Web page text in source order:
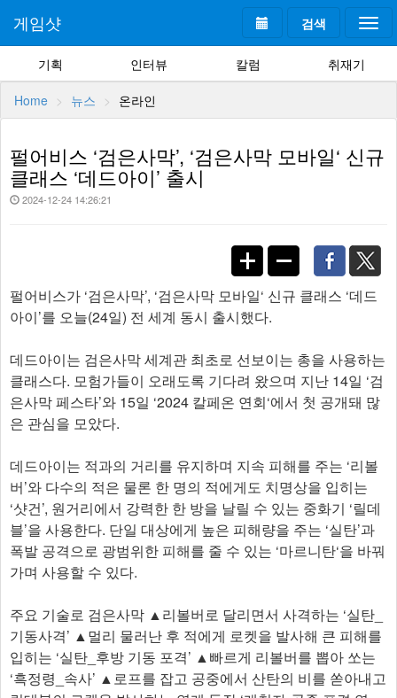
검색
게임샷
기획 인터뷰 칼럼 취재기
Home 뉴스 온라인
펄어비스 ‘검은사막’, ‘검은사막 모바일‘ 신규
클래스 ‘데드아이’ 출시
2024-12-24 14:26:21
펄어비스가 ‘검은사막’, ‘검은사막 모바일‘ 신규 클래스 ‘데드
아이’를 오늘(24일) 전 세계 동시 출시했다.
데드아이는 검은사막 세계관 최초로 선보이는 총을 사용하는
클래스다. 모험가들이 오래도록 기다려 왔으며 지난 14일 ‘검
은사막 페스타’와 15일 ‘2024 칼페온 연회‘에서 첫 공개돼 많
은 관심을 모았다.
데드아이는 적과의 거리를 유지하며 지속 피해를 주는 ‘리볼
버’와 다수의 적은 물론 한 명의 적에게도 치명상을 입히는
‘샷건’, 원거리에서 강력한 한 방을 날릴 수 있는 중화기 ‘릴데
블’을 사용한다. 단일 대상에게 높은 피해량을 주는 ‘실탄’과
폭발 공격으로 광범위한 피해를 줄 수 있는 ‘마르니탄‘을 바꿔
가며 사용할 수 있다.
주요 기술로 검은사막 ▲리볼버로 달리면서 사격하는 ‘실탄_
기동사격’ ▲멀리 물러난 후 적에게 로켓을 발사해 큰 피해를
입히는 ‘실탄_후방 기동 포격’ ▲빠르게 리볼버를 뽑아 쏘는
‘흑정령_속사’ ▲로프를 잡고 공중에서 산탄의 비를 쏟아내고